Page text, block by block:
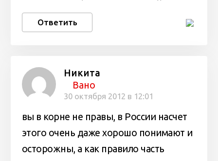
Ответить
Никита
Вано
30 октября 2012 в 12:01
вы в корне не правы, в России насчет
этого очень даже хорошо понимают и
осторожны, а как правило часть